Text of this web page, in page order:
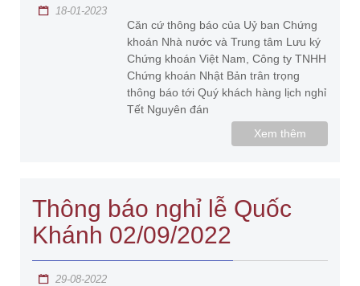
18-01-2023
Căn cứ thông báo của Uỷ ban Chứng
khoán Nhà nước và Trung tâm Lưu ký
Chứng khoán Việt Nam, Công ty TNHH
Chứng khoán Nhật Bản trân trọng
thông báo tới Quý khách hàng lịch nghỉ
Tết Nguyên đán
Xem thêm
Thông báo nghỉ lễ Quốc
Khánh 02/09/2022
29-08-2022